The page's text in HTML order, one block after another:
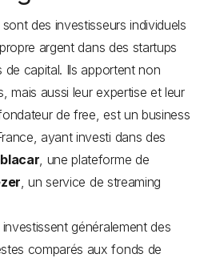
des investisseurs individuels
argent dans des startups
de capital. Ils apportent non
mais aussi leur expertise et leur
de free, est un business
ayant investi dans des
, une plateforme de
, un service de streaming
généralement des
comparés aux fonds de